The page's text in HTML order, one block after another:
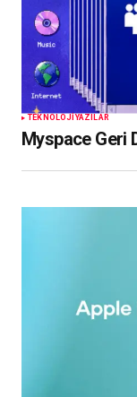
TEKNOLOJIYAZILAR
Myspace Geri